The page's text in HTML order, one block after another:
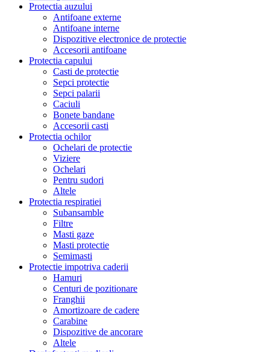
Protectia auzului
Antifoane externe
Antifoane interne
Dispozitive electronice de protectie
Accesorii antifoane
Protectia capului
Casti de protectie
Sepci protectie
Sepci palarii
Caciuli
Bonete bandane
Accesorii casti
Protectia ochilor
Ochelari de protectie
Viziere
Ochelari
Pentru sudori
Altele
Protectia respiratiei
Subansamble
Filtre
Masti gaze
Masti protectie
Semimasti
Protectie impotriva caderii
Hamuri
Centuri de pozitionare
Franghii
Amortizoare de cadere
Carabine
Dispozitive de ancorare
Altele